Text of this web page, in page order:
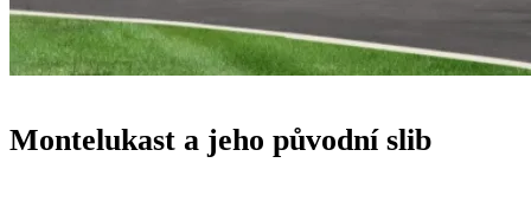
Montelukast a jeho původní slib